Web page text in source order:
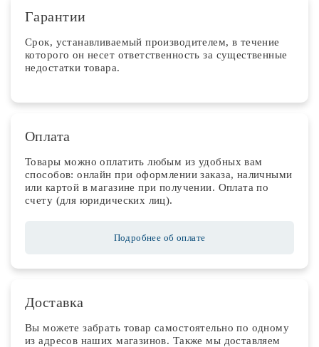
Гарантии
Срок, устанавливаемый производителем, в течение
которого он несет ответственность за существенные
недостатки товара.
Оплата
Товары можно оплатить любым из удобных вам
способов: онлайн при оформлении заказа, наличными
или картой в магазине при получении. Оплата по
счету (для юридических лиц).
Подробнее об оплате
Доставка
Вы можете забрать товар самостоятельно по одному
из адресов наших магазинов. Также мы доставляем